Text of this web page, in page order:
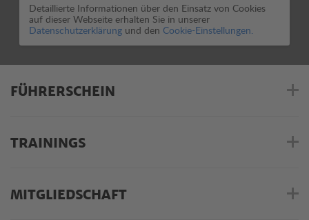
Detaillierte Informationen über den Einsatz von Cookies
auf dieser Webseite erhalten Sie in unserer
Datenschutzerklärung und den Cookie-Einstellungen.
FÜHRERSCHEIN
TRAININGS
MITGLIEDSCHAFT